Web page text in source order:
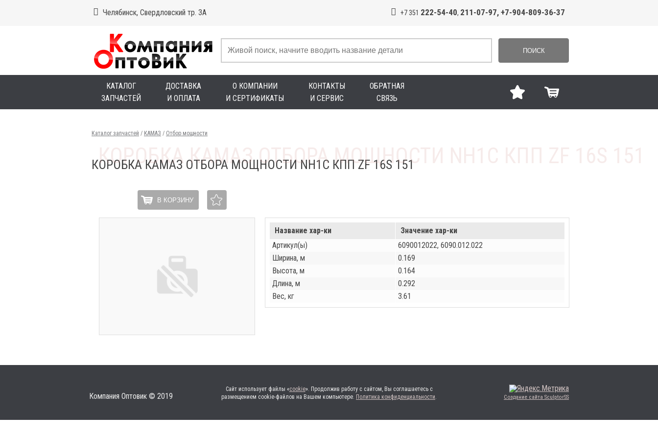
Челябинск, Свердловский тр. 3А +7 351 222-54-40, 211-07-97, +7-904-809-36-37
ПОИСК
КАТАЛОГ
ЗАПЧАСТЕЙ
ДОСТАВКА
И ОПЛАТА
О КОМПАНИИ
И СЕРТИФИКАТЫ
КОНТАКТЫ
И СЕРВИС
ОБРАТНАЯ
СВЯЗЬ
Каталог запчастей / КАМАЗ / Отбор мощности
КОРОБКА КАМАЗ ОТБОРА МОЩНОСТИ NH1C КПП ZF 16S 151
В КОРЗИНУ
Название хар-ки
Значение хар-ки
Артикул(ы)
6090012022, 6090.012.022
Ширина, м
0.169
Высота, м
0.164
Длина, м
0.292
Вес, кг
3.61
Компания Оптовик © 2019
Сайт использует файлы «cookie». Продолжив работу с сайтом, Вы соглашаетесь с
размещением cookie-файлов на Вашем компьютере. Политика конфиденциальности. Создание сайта SculptorSS